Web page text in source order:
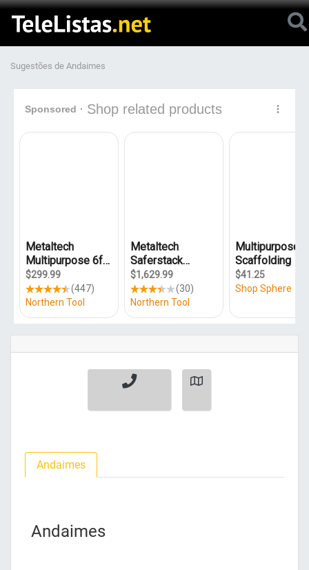
Sugestões de Andaimes
Andaimes
Andaimes